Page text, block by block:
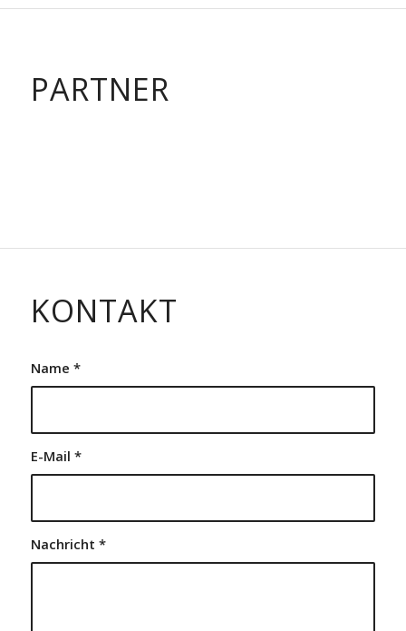
PARTNER
KONTAKT
Name *
E-Mail *
Nachricht *